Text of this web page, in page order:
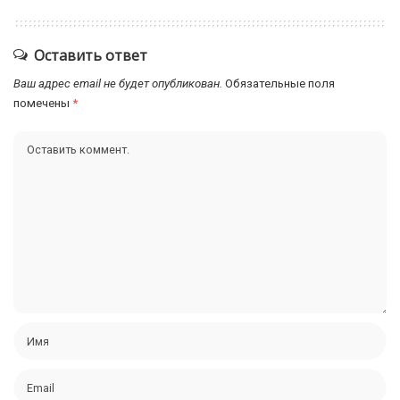
Оставить ответ
Ваш адрес email не будет опубликован. Обязательные поля
помечены *